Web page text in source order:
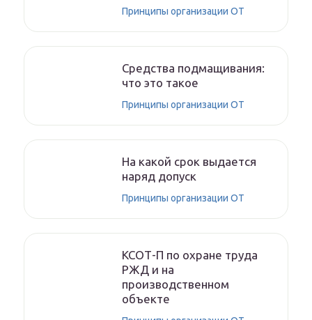
Принципы организации ОТ
Средства подмащивания:
что это такое
Принципы организации ОТ
На какой срок выдается
наряд допуск
Принципы организации ОТ
КСОТ-П по охране труда
РЖД и на
производственном
объекте